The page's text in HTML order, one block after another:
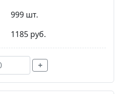
999 шт.
1185 руб.
+